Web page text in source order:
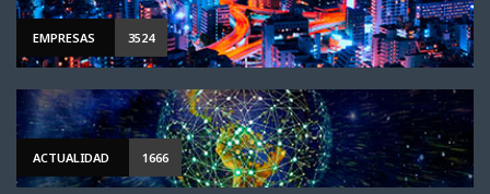
EMPRESAS 3524
ACTUALIDAD 1666